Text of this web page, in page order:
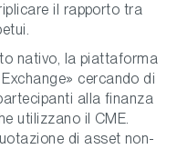
il rapporto tra
nativo, la piattaforma
cercando di
alla finanza
utilizzano il CME.
di asset non-